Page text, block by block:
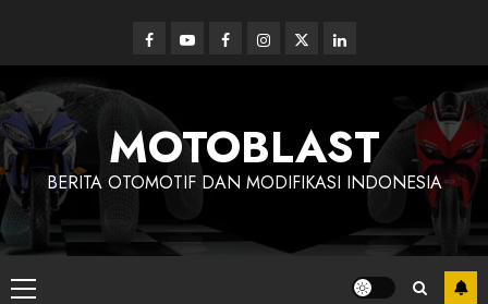
content
Facebook
YoutubeFacebookInstagram
Twitterlinkedin
MOTOBLAST
BERITA OTOMOTIF DAN MODIFIKASI INDONESIA
Primary